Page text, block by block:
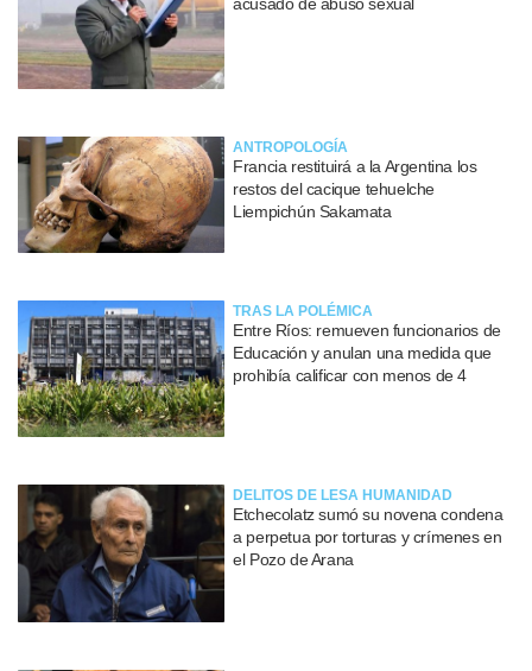
ANTROPOLOGÍA
Francia restituirá a la Argentina los
restos del cacique tehuelche
Liempichún Sakamata
TRAS LA POLÉMICA
Entre Ríos: remueven funcionarios de
Educación y anulan una medida que
prohibía calificar con menos de 4
DELITOS DE LESA HUMANIDAD
Etchecolatz sumó su novena condena
a perpetua por torturas y crímenes en
el Pozo de Arana